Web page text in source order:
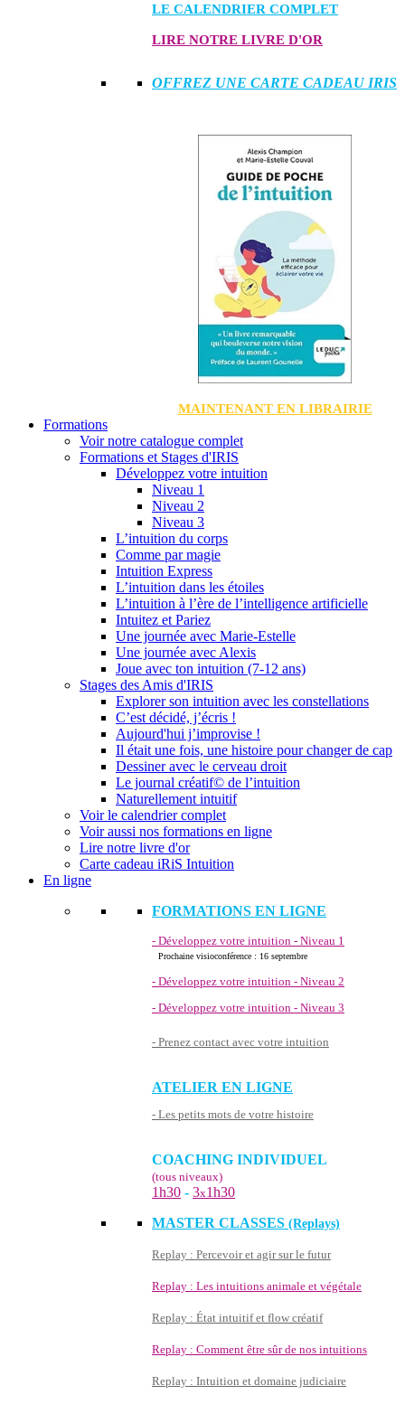
LE CALENDRIER COMPLET
LIRE NOTRE LIVRE D'OR
OFFREZ UNE CARTE CADEAU IRIS
MAINTENANT EN LIBRAIRIE
Formations
Voir notre catalogue complet
Formations et Stages d'IRIS
Développez votre intuition
Niveau 1
Niveau 2
Niveau 3
L’intuition du corps
Comme par magie
Intuition Express
L’intuition dans les étoiles
L’intuition à l’ère de l’intelligence artificielle
Intuitez et Pariez
Une journée avec Marie-Estelle
Une journée avec Alexis
Joue avec ton intuition (7-12 ans)
Stages des Amis d'IRIS
Explorer son intuition avec les constellations
C’est décidé, j’écris !
Aujourd'hui j’improvise !
Il était une fois, une histoire pour changer de cap
Dessiner avec le cerveau droit
Le journal créatif© de l’intuition
Naturellement intuitif
Voir le calendrier complet
Voir aussi nos formations en ligne
Lire notre livre d'or
Carte cadeau iRiS Intuition
En ligne
FORMATIONS EN LIGNE
- Développez votre intuition - Niveau 1
Prochaine visioconférence : 16 septembre
- Développez votre intuition - Niveau 2
- Développez votre intuition - Niveau 3
- Prenez contact avec votre intuition
ATELIER EN LIGNE
- Les petits mots de votre histoire
COACHING INDIVIDUEL
(tous niveaux)
1h30 - 3x1h30
MASTER CLASSES (Replays)
Replay : Percevoir et agir sur le futur
Replay : Les intuitions animale et végétale
Replay : État intuitif et flow créatif
Replay : Comment être sûr de nos intuitions
Replay : Intuition et domaine judiciaire